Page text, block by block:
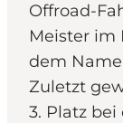
Offroad-
Meister im
dem
Zuletzt
3. Platz